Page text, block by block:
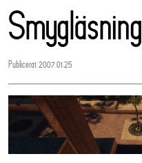
Smygläsning
Publicerat 2007.01.25